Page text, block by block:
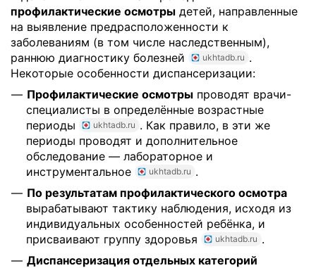
профилактические осмотры детей, направленные
на выявление предрасположенности к
заболеваниям (в том числе наследственным),
раннюю диагностику болезней
ukhtadb.ru .
Некоторые особенности диспансеризации:
Профилактические осмотры проводят врачи-
специалисты в определённые возрастные
периоды
ukhtadb.ru . Как правило, в эти же
периоды проводят и дополнительное
обследование — лабораторное и
инструментальное
ukhtadb.ru .
По результатам профилактического осмотра
вырабатывают тактику наблюдения, исходя из
индивидуальных особенностей ребёнка, и
присваивают группу здоровья
ukhtadb.ru .
Диспансеризация отдельных категорий